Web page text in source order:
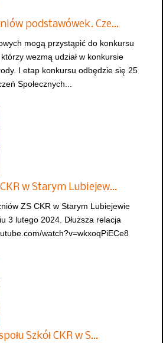
podstawówek. Cze…
mogą przystąpić do konkursu
wezmą udział w konkursie
I etap konkursu odbędzie się 25
Społecznych...
w Starym Lubiejew…
ZS CKR w Starym Lubiejewie
3 lutego 2024. Dłuższa relacja
watch?v=wkxoqPiECe8
Szkół CKR w S…